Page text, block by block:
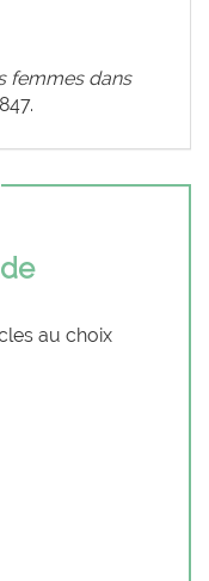
femmes dans
au choix